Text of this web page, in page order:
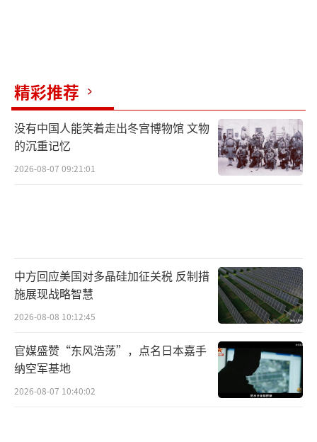
精彩推荐
没有中国人能笑着走出冬宫博物馆 文物
的沉重记忆
2026-08-07 09:21:01
中方回应美国对多晶硅加征关税 反制措
施展现战略智慧
2026-08-08 10:12:45
官媒盛赞“东风浩荡”，点名日本嘉手
纳空军基地
2026-08-07 10:40:02